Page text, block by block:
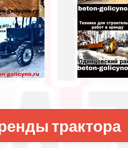
трактора